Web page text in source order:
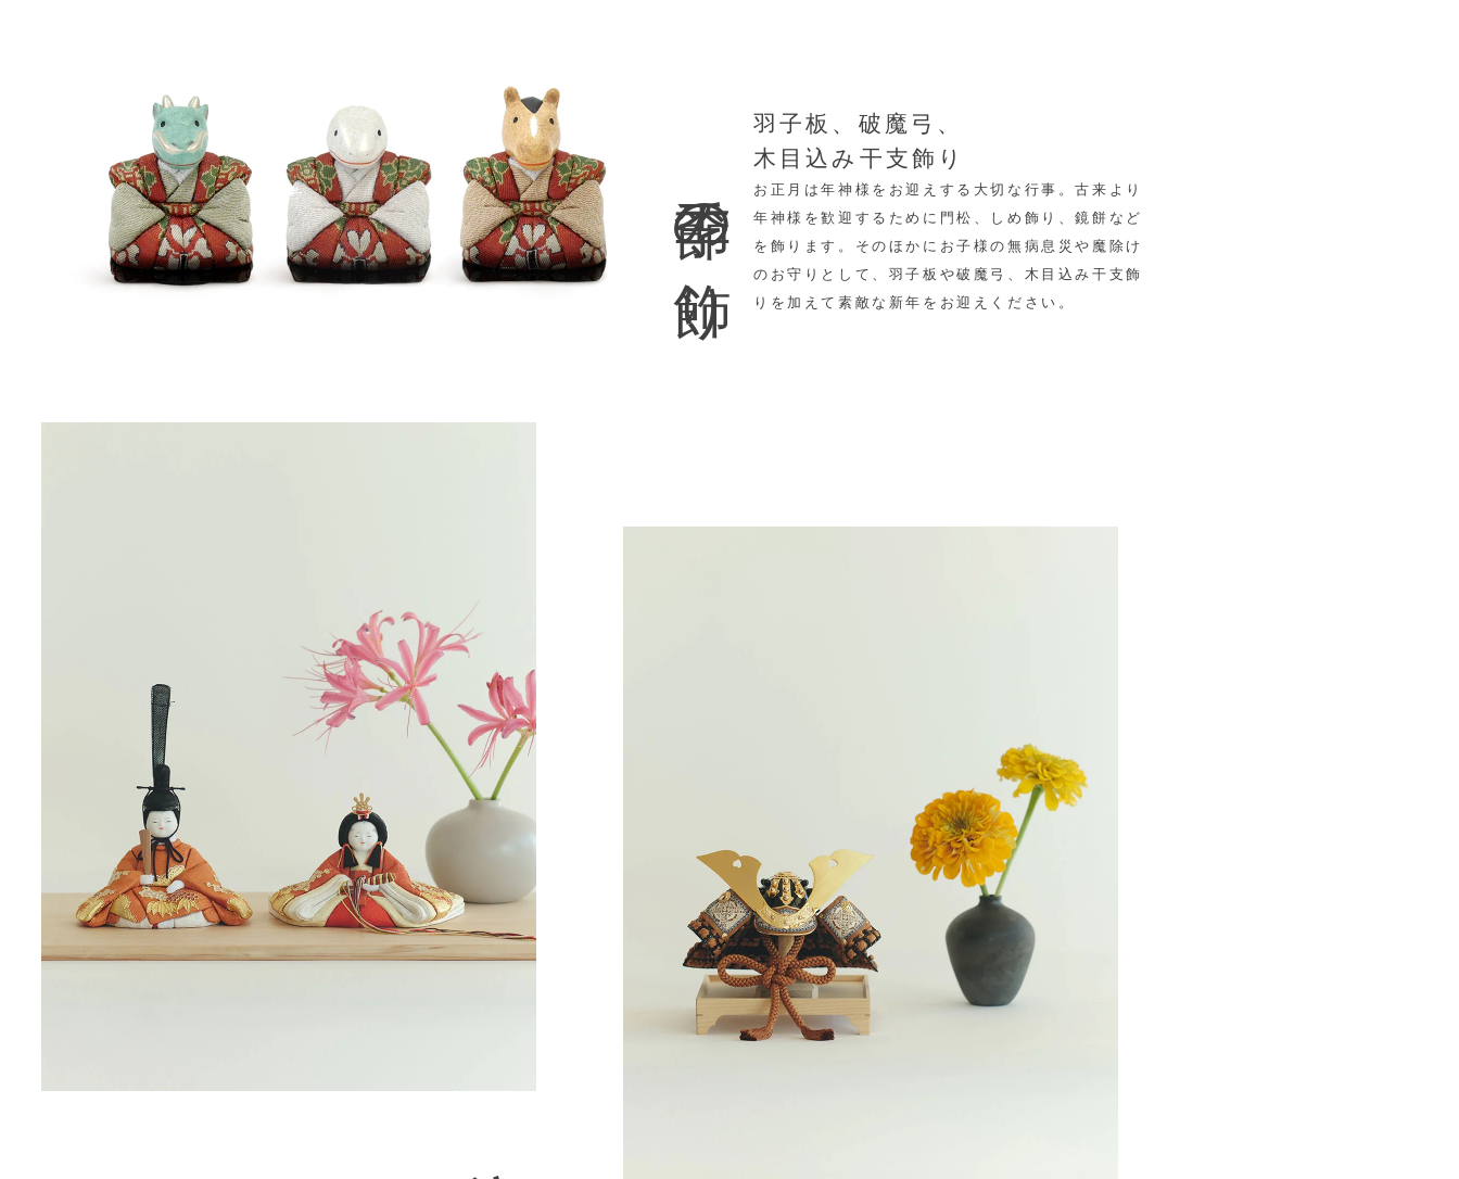
季節の飾り
羽子板、破魔弓、
木目込み干支飾り
お正月は年神様をお迎えする大切な行事。古来より
年神様を歓迎するために門松、しめ飾り、鏡餅など
を飾ります。そのほかに お子様の無病息災や魔除け
のお守りとして、羽子板や破魔弓、木目込み干支飾
りを加えて素敵な新年をお迎えください。